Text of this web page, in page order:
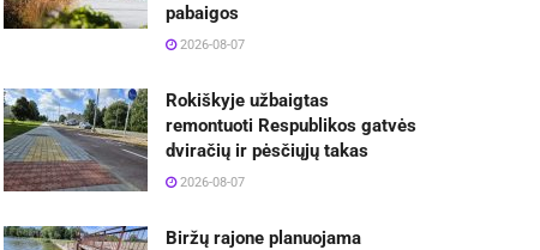
pabaigos
2026-08-07
Rokiškyje užbaigtas
remontuoti Respublikos gatvės
dviračių ir pėsčiųjų takas
2026-08-07
Biržų rajone planuojama